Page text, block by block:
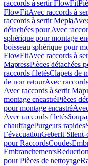
raccords à sertir FlowFit
FlowFitAvec raccords à
raccords à sertir Mepla
détachées pour Avec
sphérique pour montage
boisseau sphérique pour
FlowFitAvec raccords à
MapressPièces détachées
raccords filetésClapets de
de non retourAvec
Avec raccords à sertir
montage encastréPièces
pour montage encastré
Avec raccords filetés
chauffagePurgeurs rapides
l’évacuationGeberit Silent-
pour RaccordsCoudes
Embranchements
pour Pièces de nettoyage